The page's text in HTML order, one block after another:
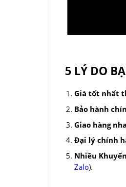
5 LÝ DO
Giá tốt nhất
Bảo hành
Giao hàng
Đại lý chính
Nhiều
Zalo).